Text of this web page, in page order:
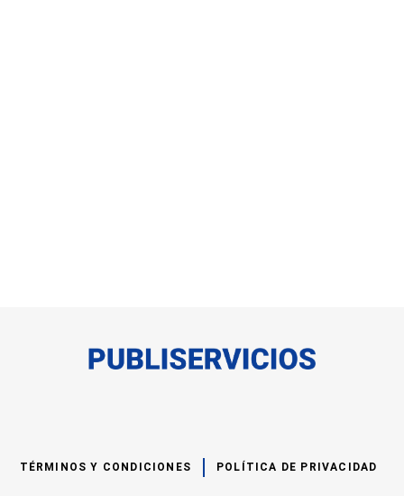
TÉRMINOS Y CONDICIONES POLÍTICA DE PRIVACIDAD